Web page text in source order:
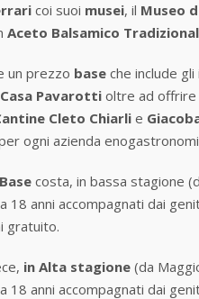
coi suoi musei, il Museo
Aceto Balsamico
un prezzo base che include
Pavarotti oltre ad offrire
Cleto Chiarli e
ogni azienda
Base costa, in bassa stagione
18 anni accompagnati dai
gratuito.
in Alta stagione (da
18 anni accompagnati dai